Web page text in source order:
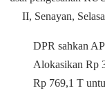
II, Senayan,
DPR sahkan
Alokasikan Rp
Rp 769,1 T